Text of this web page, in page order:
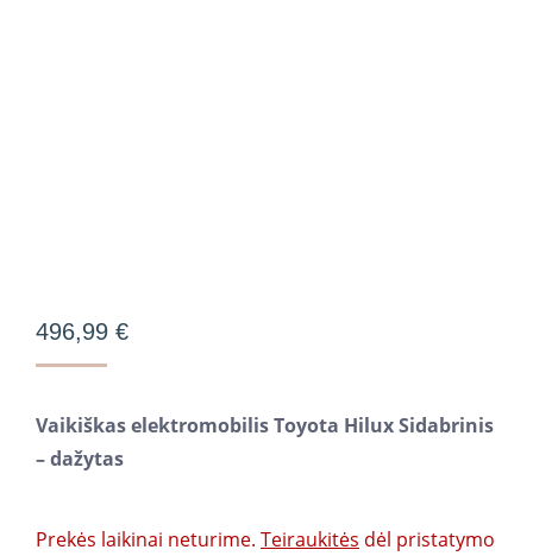
496,99 €
Vaikiškas elektromobilis Toyota Hilux Sidabrinis
– dažytas
Prekės laikinai neturime. Teiraukitės dėl pristatymo